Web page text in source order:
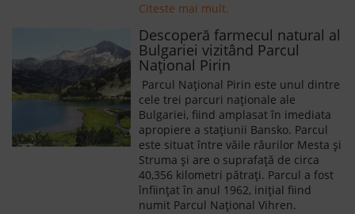
Citeste mai mult.
Descoperă farmecul natural al
Bulgariei vizitând Parcul
Național Pirin
Parcul Național Pirin este unul dintre
cele trei parcuri naționale ale
Bulgariei, fiind amplasat în imediata
apropiere a stațiunii Bansko. Parcul
este situat între văile râurilor Mesta și
Struma și are o suprafață de circa
40,356 kilometri pătrați. Parcul a fost
înființat în anul 1962, inițial fiind
numit Parcul Național Vihren.